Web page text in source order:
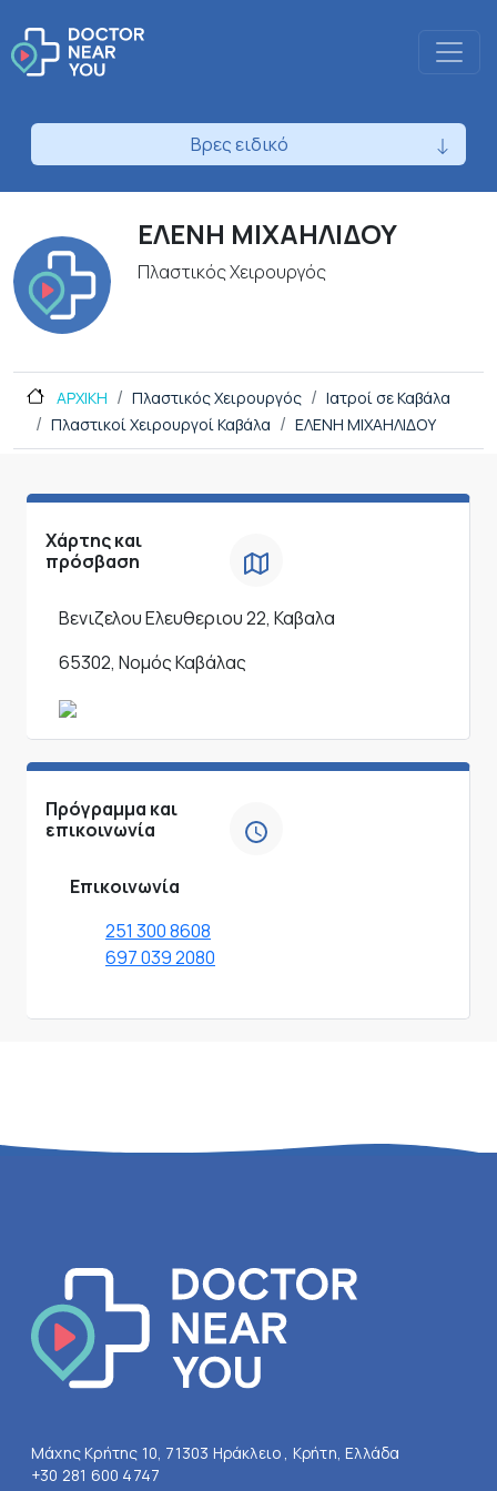
Βρες ειδικό
ΕΛΕΝΗ ΜΙΧΑΗΛΙΔΟΥ
Πλαστικός Χειρουργός
ΑΡΧΙΚΗ Πλαστικός Χειρουργός
Ιατροί σε Καβάλα
Πλαστικοί Χειρουργοί Καβάλα
ΕΛΕΝΗ ΜΙΧΑΗΛΙΔΟΥ
Χάρτης και
πρόσβαση
Βενιζελου Ελευθεριου 22, Καβαλα
65302, Νομός Καβάλας
Πρόγραμμα και
επικοινωνία
Επικοινωνία
251 300 8608
697 039 2080
Μάχης Κρήτης 10, 71303 Ηράκλειο , Κρήτη, Ελλάδα
+30 281 600 4747